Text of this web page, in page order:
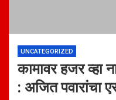
UNCATEGORIZED
कामावर हजर व्हा
: अजित पवारांचा